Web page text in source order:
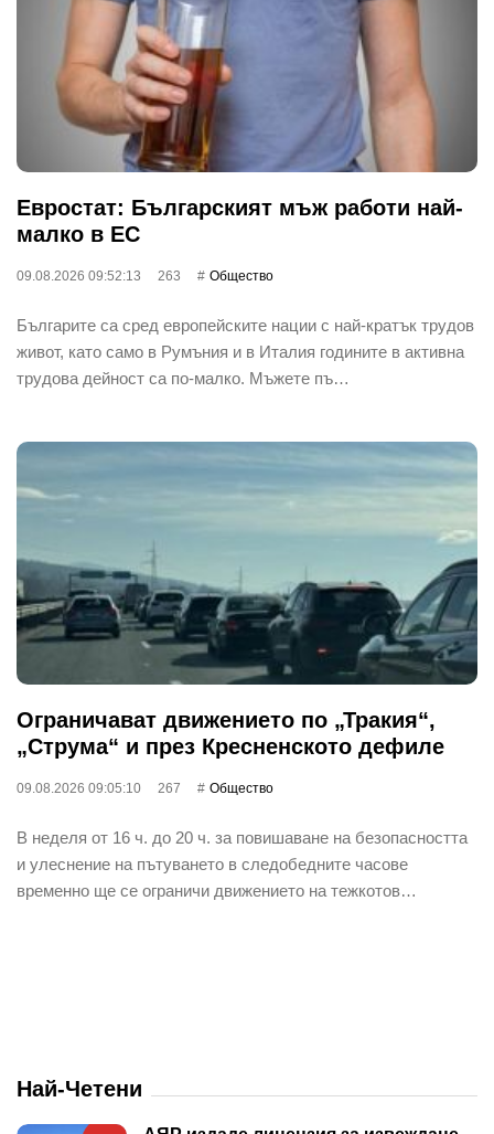
Евростат: Българският мъж работи най-
малко в ЕС
09.08.2026 09:52:13 263 Общество
Българите са сред европейските нации с най-кратък трудов
живот, като само в Румъния и в Италия годините в активна
трудова дейност са по-малко. Мъжете пъ…
Ограничават движението по „Тракия“,
„Струма“ и през Кресненското дефиле
09.08.2026 09:05:10 267 Общество
В неделя от 16 ч. до 20 ч. за повишаване на безопасността
и улеснение на пътуването в следобедните часове
временно ще се ограничи движението на тежкотов…
Най-Четени